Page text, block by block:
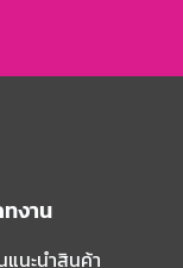
งาน
นะนําสินค้า